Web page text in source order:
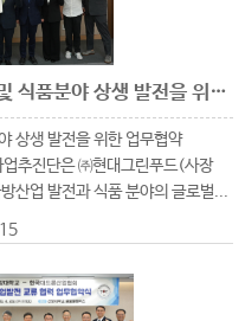
건양대, ㈜현대그린푸드 국방산업 및 식품분야 상생 발전을 위한 업무협약 체결
상생 발전을 위한 업무협약
추진단은 ㈜현대그린푸드(사장
산업 발전과 식품 분야의 글로벌...